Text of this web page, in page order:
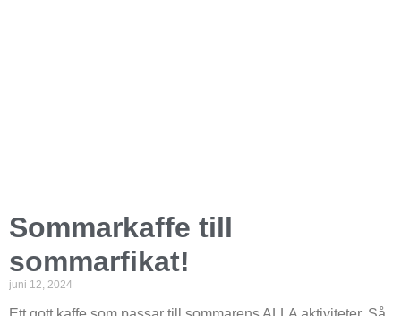
Sommarkaffe till
sommarfikat!
juni 12, 2024